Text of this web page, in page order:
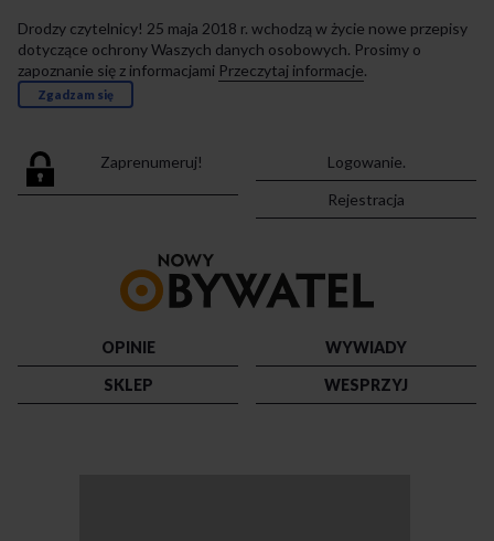
Drodzy czytelnicy! 25 maja 2018 r. wchodzą w życie nowe przepisy
dotyczące ochrony Waszych danych osobowych. Prosimy o
zapoznanie się z informacjami Przeczytaj informacje.
Zgadzam się
Zaprenumeruj!
Logowanie.
Rejestracja
strony
OPINIE
WYWIADY
SKLEP
WESPRZYJ